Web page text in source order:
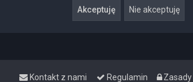
Regulamin
Kontakt z nami